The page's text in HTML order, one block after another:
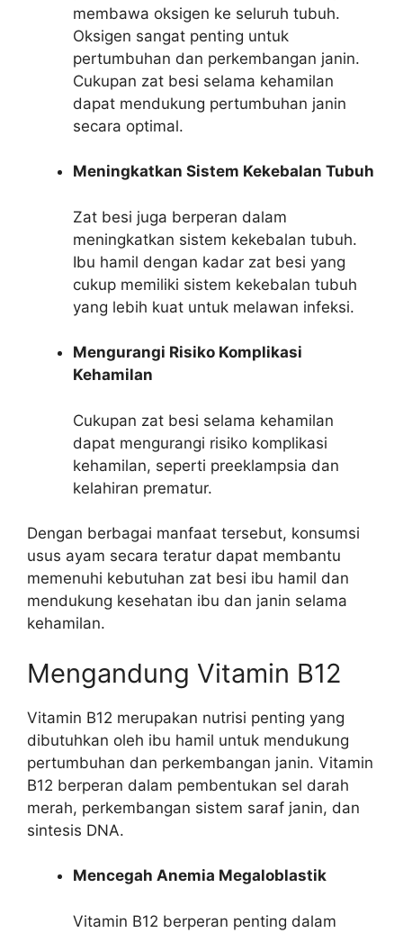
membawa oksigen ke seluruh tubuh.
Oksigen sangat penting untuk
pertumbuhan dan perkembangan janin.
Cukupan zat besi selama kehamilan
dapat mendukung pertumbuhan janin
secara optimal.
Meningkatkan Sistem Kekebalan Tubuh
Zat besi juga berperan dalam
meningkatkan sistem kekebalan tubuh.
Ibu hamil dengan kadar zat besi yang
cukup memiliki sistem kekebalan tubuh
yang lebih kuat untuk melawan infeksi.
Mengurangi Risiko Komplikasi
Kehamilan
Cukupan zat besi selama kehamilan
dapat mengurangi risiko komplikasi
kehamilan, seperti preeklampsia dan
kelahiran prematur.
Dengan berbagai manfaat tersebut, konsumsi
usus ayam secara teratur dapat membantu
memenuhi kebutuhan zat besi ibu hamil dan
mendukung kesehatan ibu dan janin selama
kehamilan.
Mengandung Vitamin B12
Vitamin B12 merupakan nutrisi penting yang
dibutuhkan oleh ibu hamil untuk mendukung
pertumbuhan dan perkembangan janin. Vitamin
B12 berperan dalam pembentukan sel darah
merah, perkembangan sistem saraf janin, dan
sintesis DNA.
Mencegah Anemia Megaloblastik
Vitamin B12 berperan penting dalam